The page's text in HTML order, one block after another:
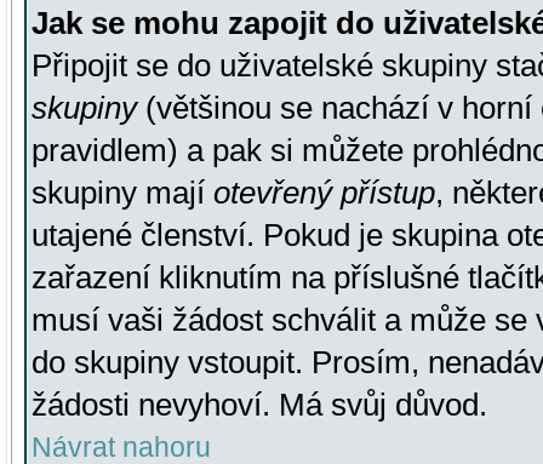
Jak se mohu zapojit do
Připojit se do uživatelské skupiny
skupiny(většinou se nachází v horní
pravidlem) a pak si můžete
skupiny mají otevřený přístup,
utajené členství. Pokud je skupina
zařazení kliknutím na příslušné
musí vaši žádost schválit a může se
do skupiny vstoupit. Prosím,
žádosti nevyhoví. Má svůj důvod.
Návrat nahoru